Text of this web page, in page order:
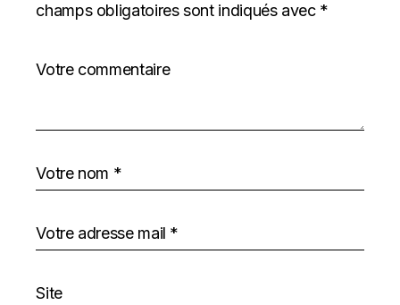
champs obligatoires sont indiqués avec *